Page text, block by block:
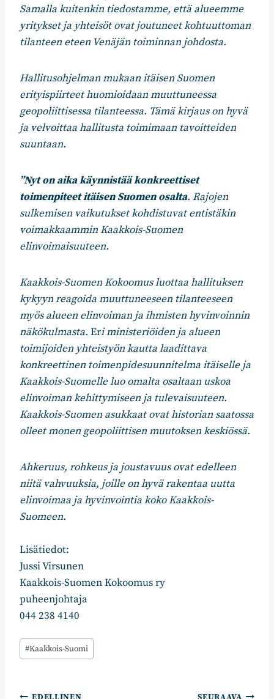
Samalla kuitenkin tiedostamme, että alueemme
yritykset ja yhteisöt ovat joutuneet kohtuuttoman
tilanteen eteen Venäjän toiminnan johdosta.
Hallitusohjelman mukaan itäisen Suomen
erityispiirteet huomioidaan muuttuneessa
geopoliittisessa tilanteessa. Tämä kirjaus on hyvä
ja velvoittaa hallitusta toimimaan tavoitteiden
suuntaan.
”Nyt on aika käynnistää konkreettiset
toimenpiteet itäisen Suomen osalta. Rajojen
sulkemisen vaikutukset kohdistuvat entistäkin
voimakkaammin Kaakkois-Suomen
elinvoimaisuuteen.
Kaakkois-Suomen Kokoomus luottaa hallituksen
kykyyn reagoida muuttuneeseen tilanteeseen
myös alueen elinvoiman ja ihmisten hyvinvoinnin
näkökulmasta. Eri ministeriöiden ja alueen
toimijoiden yhteistyön kautta laadittava
konkreettinen toimenpidesuunnitelma itäiselle ja
Kaakkois-Suomelle luo omalta osaltaan uskoa
elinvoiman kehittymiseen ja tulevaisuuteen.
Kaakkois-Suomen asukkaat ovat historian saatossa
olleet monen geopoliittisen muutoksen keskiössä.
Ahkeruus, rohkeus ja joustavuus ovat edelleen
niitä vahvuuksia, joille on hyvä rakentaa uutta
elinvoimaa ja hyvinvointia koko Kaakkois-
Suomeen.
Lisätiedot:
Jussi Virsunen
Kaakkois-Suomen Kokoomus ry
puheenjohtaja
044 238 4140
Avainsanat:
#Kaakkois-Suomi